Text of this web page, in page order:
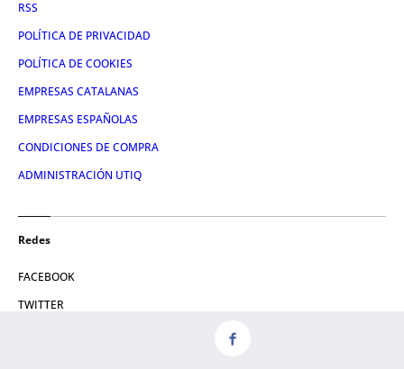
RSS
POLÍTICA DE PRIVACIDAD
POLÍTICA DE COOKIES
EMPRESAS CATALANAS
EMPRESAS ESPAÑOLAS
CONDICIONES DE COMPRA
ADMINISTRACIÓN UTIQ
Redes
FACEBOOK
TWITTER